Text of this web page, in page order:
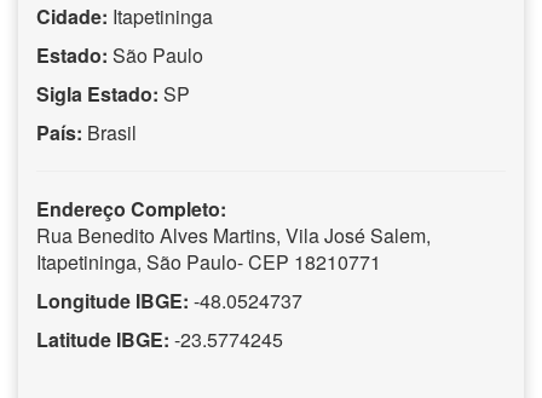
Cidade: Itapetininga
Estado: São Paulo
Sigla Estado: SP
País: Brasil
Endereço Completo:
Rua Benedito Alves Martins, Vila José Salem,
Itapetininga, São Paulo- CEP 18210771
Longitude IBGE: -48.0524737
Latitude IBGE: -23.5774245